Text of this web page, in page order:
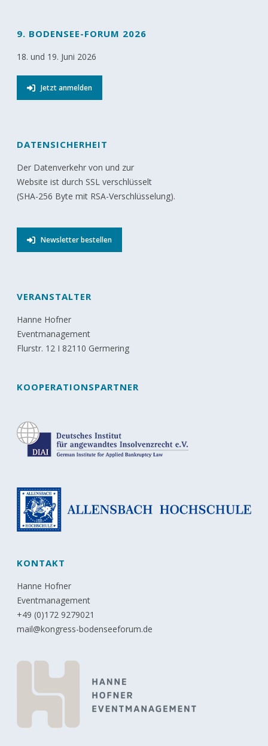
9. BODENSEE-FORUM 2026
18. und 19. Juni 2026
Jetzt anmelden
DATENSICHERHEIT
Der Datenverkehr von und zur
Website ist durch SSL verschlüsselt
(SHA-256 Byte mit RSA-Verschlüsselung).
Newsletter bestellen
VERANSTALTER
Hanne Hofner
Eventmanagement
Flurstr. 12 I 82110 Germering
KOOPERATIONSPARTNER
KONTAKT
Hanne Hofner
Eventmanagement
+49 (0)172 9279021
mail@kongress-bodenseeforum.de